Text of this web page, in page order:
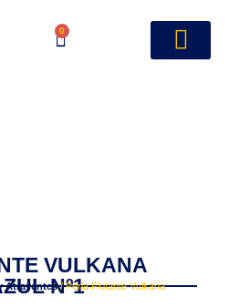
0
VULKANA
Nº1
Atrayentes/ Perla Flotante Vulkana